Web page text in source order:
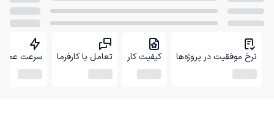
نرخ موفقیت در پروژه‌ها کیفیت کار تعامل با کارفرما سرعت عمل